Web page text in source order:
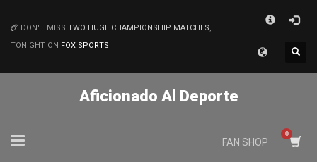
MATCHES
DON'T MISS TWO HUGE CHAMPIONSHIP MATCHES,
TONIGHT ON FOX SPORTS
Aficionado Al Deporte
FAN SHOP